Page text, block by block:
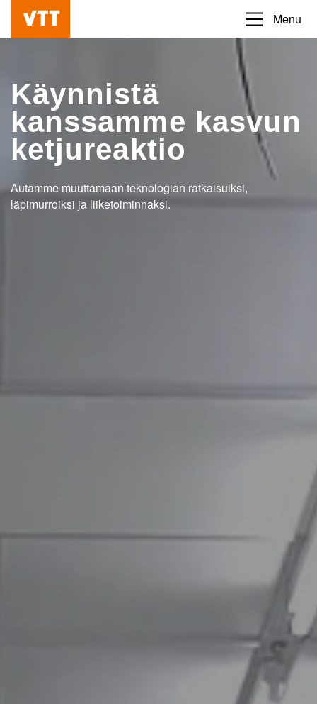
Hyppää
pääsisältöön
Beyond
Menu
Käynnistä
kanssamme kasvun
ketjureaktio
Autamme muuttamaan teknologian ratkaisuiksi,
läpimurroiksi ja liiketoiminnaksi.